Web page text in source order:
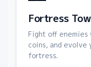
Fortress
Fight off
coins, and
fortress.